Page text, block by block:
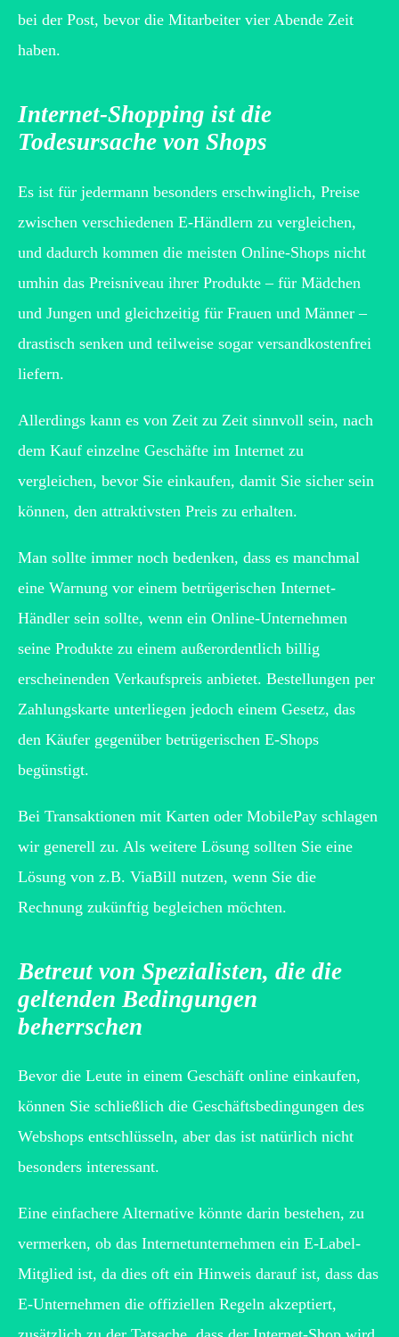
bei der Post, bevor die Mitarbeiter vier Abende Zeit
haben.
Internet-Shopping ist die
Todesursache von Shops
Es ist für jedermann besonders erschwinglich, Preise
zwischen verschiedenen E-Händlern zu vergleichen,
und dadurch kommen die meisten Online-Shops nicht
umhin das Preisniveau ihrer Produkte – für Mädchen
und Jungen und gleichzeitig für Frauen und Männer –
drastisch senken und teilweise sogar versandkostenfrei
liefern.
Allerdings kann es von Zeit zu Zeit sinnvoll sein, nach
dem Kauf einzelne Geschäfte im Internet zu
vergleichen, bevor Sie einkaufen, damit Sie sicher sein
können, den attraktivsten Preis zu erhalten.
Man sollte immer noch bedenken, dass es manchmal
eine Warnung vor einem betrügerischen Internet-
Händler sein sollte, wenn ein Online-Unternehmen
seine Produkte zu einem außerordentlich billig
erscheinenden Verkaufspreis anbietet. Bestellungen per
Zahlungskarte unterliegen jedoch einem Gesetz, das
den Käufer gegenüber betrügerischen E-Shops
begünstigt.
Bei Transaktionen mit Karten oder MobilePay schlagen
wir generell zu. Als weitere Lösung sollten Sie eine
Lösung von z.B. ViaBill nutzen, wenn Sie die
Rechnung zukünftig begleichen möchten.
Betreut von Spezialisten, die die
geltenden Bedingungen
beherrschen
Bevor die Leute in einem Geschäft online einkaufen,
können Sie schließlich die Geschäftsbedingungen des
Webshops entschlüsseln, aber das ist natürlich nicht
besonders interessant.
Eine einfachere Alternative könnte darin bestehen, zu
vermerken, ob das Internetunternehmen ein E-Label-
Mitglied ist, da dies oft ein Hinweis darauf ist, dass das
E-Unternehmen die offiziellen Regeln akzeptiert,